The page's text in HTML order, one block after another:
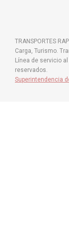
TRANSPORTES
Carga, Turismo.
Línea de servicio
reservados.
Superintendencia